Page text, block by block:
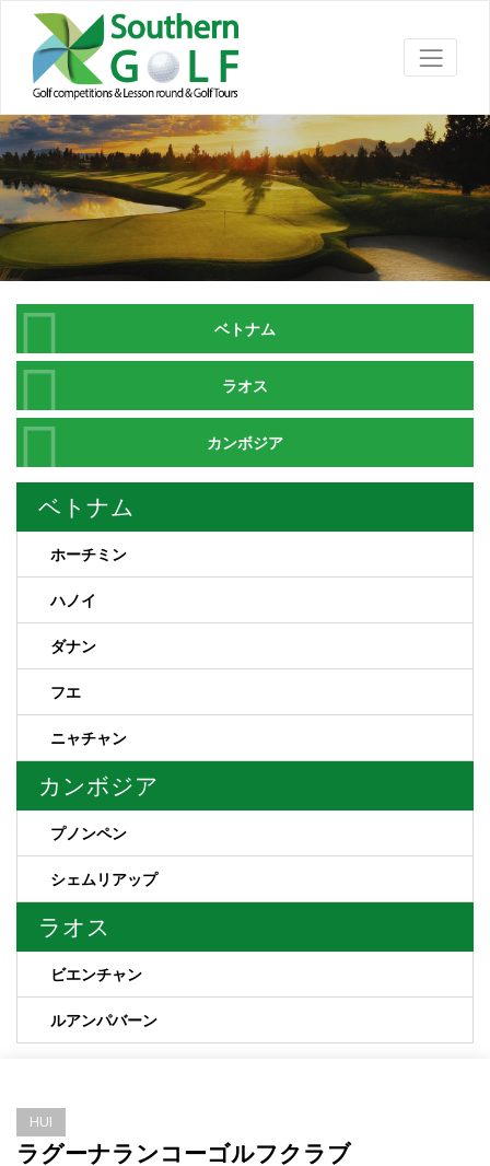
ベトナム
ラオス
カンボジア
ベトナム
ホーチミン
ハノイ
ダナン
フエ
ニャチャン
カンボジア
プノンペン
シェムリアップ
ラオス
ビエンチャン
ルアンパバーン
HUI
ラグーナランコーゴルフクラブ